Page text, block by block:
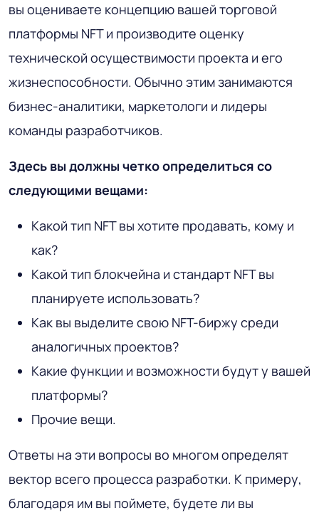
вы оцениваете концепцию вашей торговой
платформы NFT и производите оценку
технической осуществимости проекта и его
жизнеспособности. Обычно этим занимаются
бизнес-аналитики, маркетологи и лидеры
команды разработчиков.
Здесь вы должны четко определиться со
следующими вещами:
Какой тип NFT вы хотите продавать, кому и
как?
Какой тип блокчейна и стандарт NFT вы
планируете использовать?
Как вы выделите свою NFT-биржу среди
аналогичных проектов?
Какие функции и возможности будут у вашей
платформы?
Прочие вещи.
Ответы на эти вопросы во многом определят
вектор всего процесса разработки. К примеру,
благодаря им вы поймете, будете ли вы